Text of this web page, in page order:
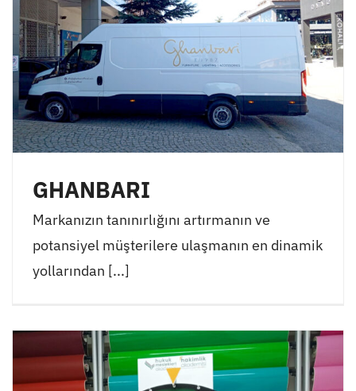
GHANBARI
Markanızın tanınırlığını artırmanın ve
potansiyel müşterilere ulaşmanın en dinamik
yollarından [...]